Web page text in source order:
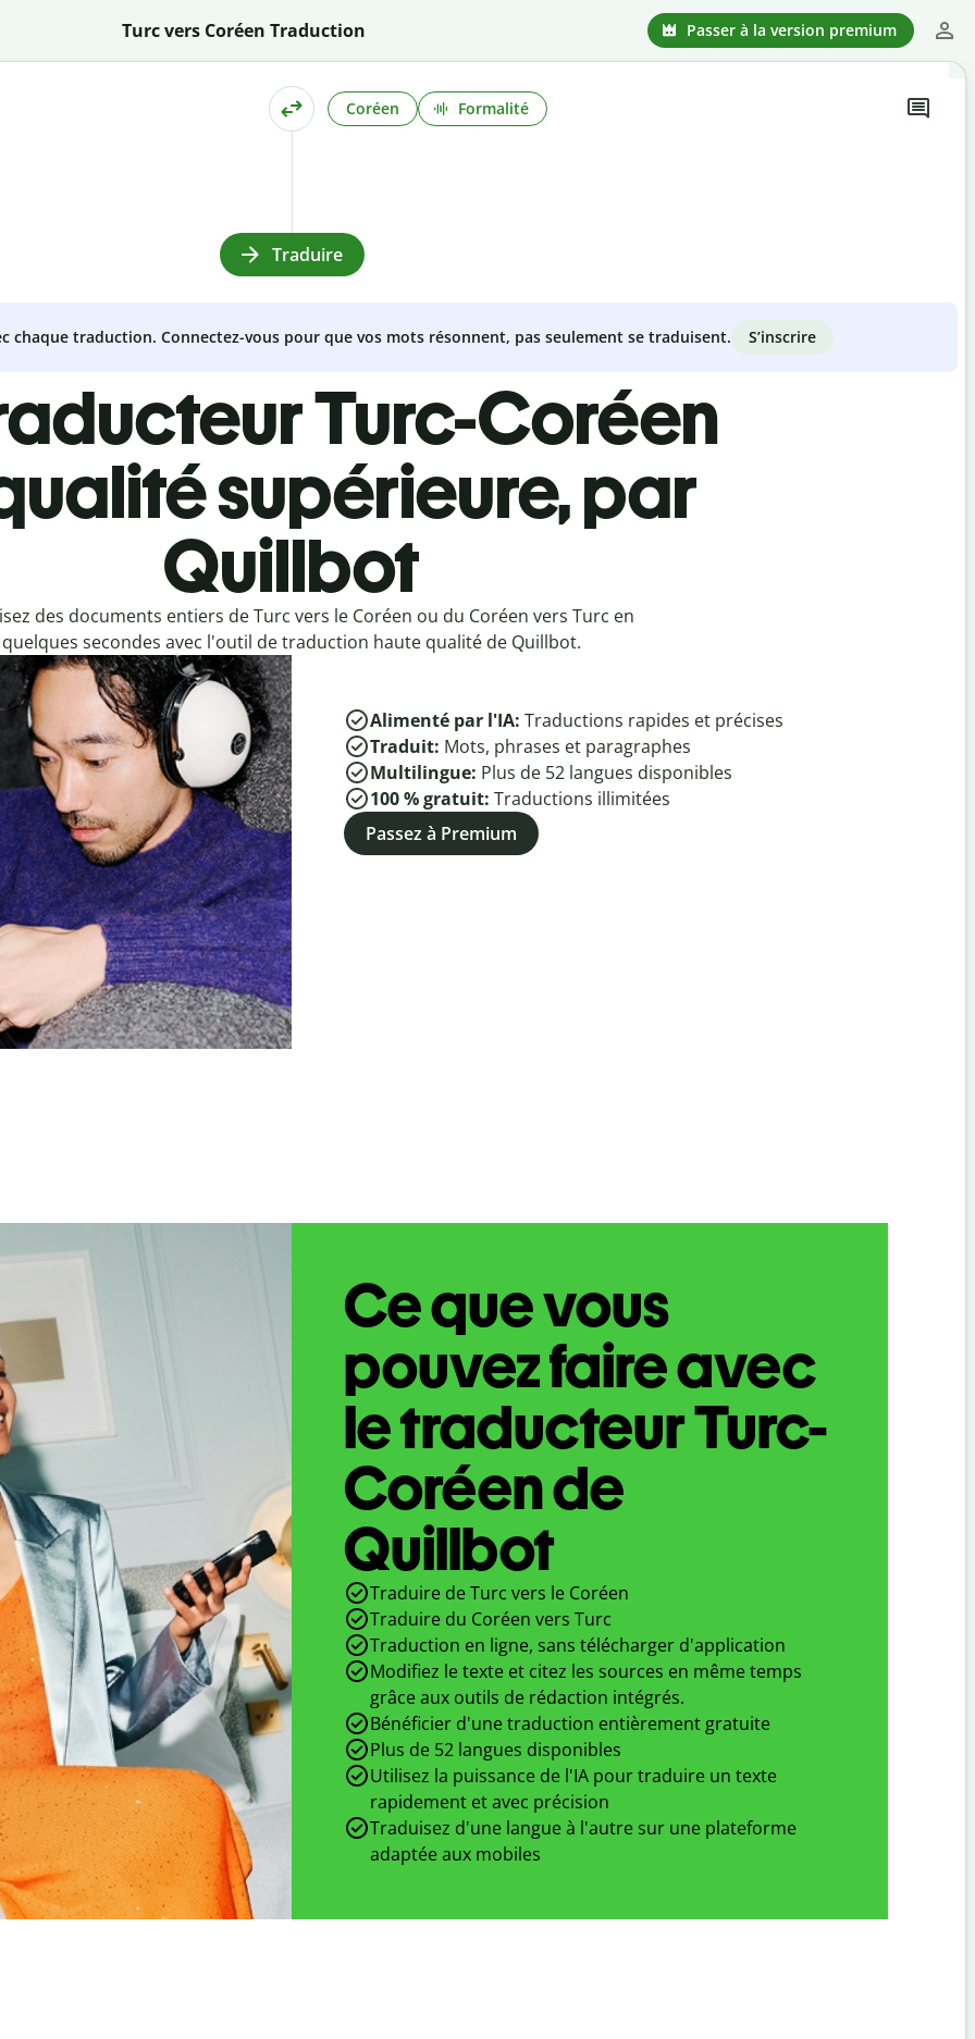
Turc vers Coréen Traduction Passer à la version premium
Coréen Formalité
Traduire
chaque traduction. Connectez-vous pour que vos mots résonnent, pas seulement se traduisent. S’inscrire
Turc-Coréen
supérieure, par
Quillbot
des documents entiers de Turc vers le Coréen ou du Coréen vers Turc en
quelques secondes avec l'outil de traduction haute qualité de Quillbot.
Alimenté par l'IA: Traductions rapides et précises
Traduit: Mots, phrases et paragraphes
Multilingue: Plus de 52 langues disponibles
100 % gratuit: Traductions illimitées
Passez à Premium
Ce que vous
pouvez faire avec
le traducteur Turc-
Coréen de
Quillbot
Traduire de Turc vers le Coréen
Traduire du Coréen vers Turc
Traduction en ligne, sans télécharger d'application
Modifiez le texte et citez les sources en même temps
grâce aux outils de rédaction intégrés.
Bénéficier d'une traduction entièrement gratuite
Plus de 52 langues disponibles
Utilisez la puissance de l'IA pour traduire un texte
rapidement et avec précision
Traduisez d'une langue à l'autre sur une plateforme
adaptée aux mobiles